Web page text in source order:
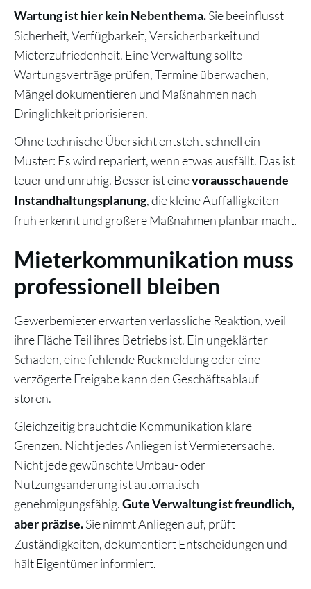
Wartung ist hier kein Nebenthema.Sie beeinflusst
Sicherheit, Verfügbarkeit, Versicherbarkeit und
Mieterzufriedenheit. Eine Verwaltung sollte
Wartungsverträge prüfen, Termine überwachen,
Mängel dokumentieren und Maßnahmen nach
Dringlichkeit priorisieren.
Ohne technische Übersicht entsteht schnell ein
Muster: Es wird repariert, wenn etwas ausfällt. Das ist
teuer und unruhig. Besser ist einevorausschauende
Instandhaltungsplanung, die kleine Auffälligkeiten
früh erkennt und größere Maßnahmen planbar macht.
Mieterkommunikation muss
professionell bleiben
Gewerbemieter erwarten verlässliche Reaktion, weil
ihre Fläche Teil ihres Betriebs ist. Ein ungeklärter
Schaden, eine fehlende Rückmeldung oder eine
verzögerte Freigabe kann den Geschäftsablauf
stören.
Gleichzeitig braucht die Kommunikation klare
Grenzen. Nicht jedes Anliegen ist Vermietersache.
Nicht jede gewünschte Umbau- oder
Nutzungsänderung ist automatisch
genehmigungsfähig.Gute Verwaltung ist freundlich,
aber präzise.Sie nimmt Anliegen auf, prüft
Zuständigkeiten, dokumentiert Entscheidungen und
hält Eigentümer informiert.